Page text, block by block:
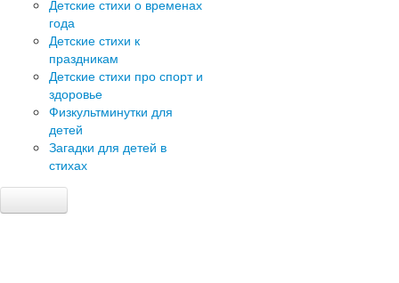
Детские стихи о временах
года
Детские стихи к
праздникам
Детские стихи про спорт и
здоровье
Физкультминутки для
детей
Загадки для детей в
стихах